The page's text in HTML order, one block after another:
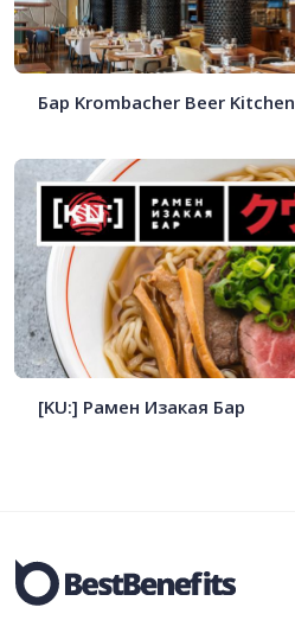
Бар Krombacher Beer Kitchen
[KU:] Рамен Изакая Бар